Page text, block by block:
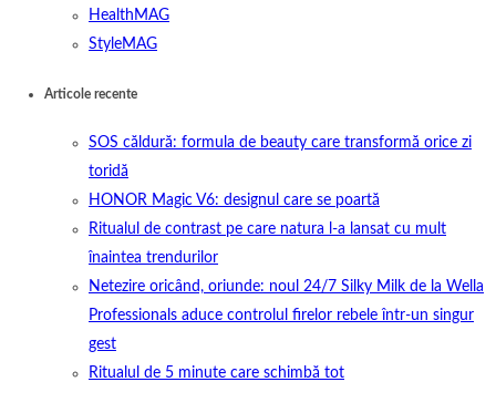
HealthMAG
StyleMAG
Articole recente
SOS căldură: formula de beauty care transformă orice zi
toridă
HONOR Magic V6: designul care se poartă
Ritualul de contrast pe care natura l-a lansat cu mult
înaintea trendurilor
Netezire oricând, oriunde: noul 24/7 Silky Milk de la Wella
Professionals aduce controlul firelor rebele într-un singur
gest
Ritualul de 5 minute care schimbă tot